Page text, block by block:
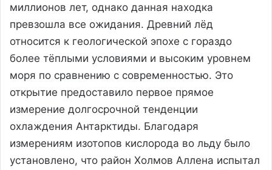
миллионов лет, однако данная находка
превзошла все ожидания. Древний лёд
относится к геологической эпохе с гораздо
более тёплыми условиями и высоким уровнем
моря по сравнению с современностью. Это
открытие предоставило первое прямое
измерение долгосрочной тенденции
охлаждения Антарктиды. Благодаря
измерениям изотопов кислорода во льду было
установлено, что район Холмов Аллена испытал